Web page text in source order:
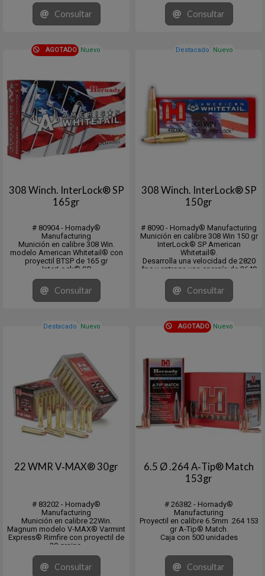
Consultar Consultar
AGOTADO Nuevo
308 Winch. InterLock® SP
165gr
# 80904 - Hornady®
Manufacturing
Munición en calibre 308 Win.
modelo American Whitetail® con
proyectil BTSP de 165 gr
InterLock® SP
Desarrolla una velocidad de 2700
fps y entrega una energía de 2670
fps/lb.
En cajita con 20 unidades y pack
Consultar
Destacado Nuevo
308 Winch. InterLock® SP
150gr
# 8090 - Hornady® Manufacturing
Munición en calibre 308 Win 150 gr
InterLock® SP American
Whitetail®.
Desarrolla una velocidad de 2820
fps y entrega una energía de 2649
fps/lb.
En cajita con 20 unidades y pack
de 200.
Consultar
Destacado Nuevo
22 WMR V‑MAX® 30gr
# 83202 - Hornady®
Manufacturing
Munición en calibre 22Win.
Magnum modelo V-MAX® Varmint
Express® Rimfire con proyectil de
30 grains.
Velocidad 2200 (FPS)
Energía 322 (ft/lb)
En cajita de 50 unidades, pack de
Consultar
AGOTADO Nuevo
6.5 Ø .264 A‑Tip® Match
153gr
# 26382 - Hornady®
Manufacturing
Proyectil en calibre 6.5mm .264 153
gr A‑Tip® Match.
Caja con 500 unidades
Consultar